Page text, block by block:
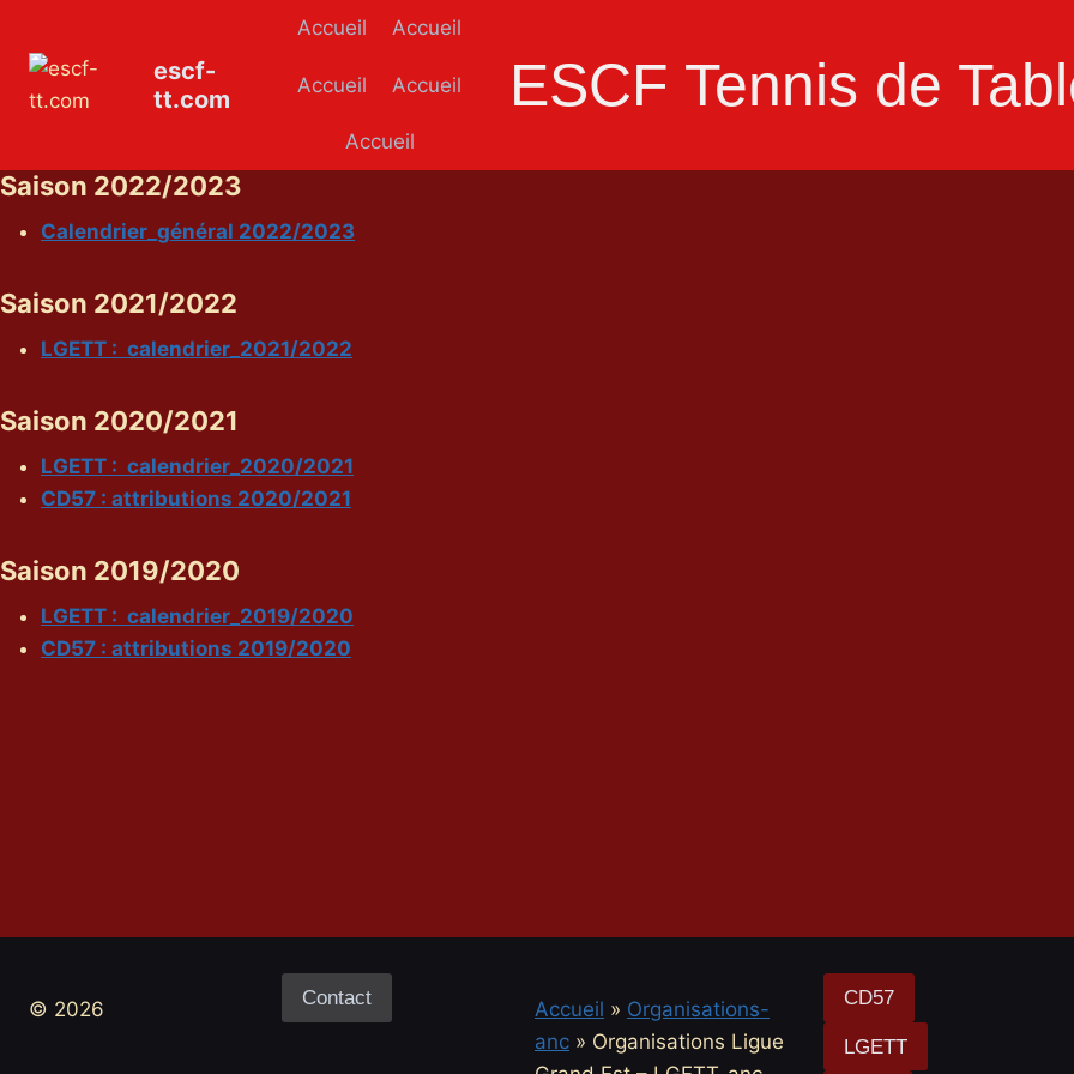
contenu
escf-
tt.com
Accueil Accueil
Accueil Accueil
Accueil
ESCF Tennis de
Saison 2022/2023
Calendrier_général 2022/2023
Saison 2021/2022
LGETT : calendrier_2021/2022
Saison 2020/2021
LGETT : calendrier_2020/2021
CD57 : attributions 2020/2021
Saison 2019/2020
LGETT : calendrier_2019/2020
CD57 : attributions 2019/2020
© 2026 Contact Accueil » Organisations-
anc » Organisations Ligue
CD57
LGETT